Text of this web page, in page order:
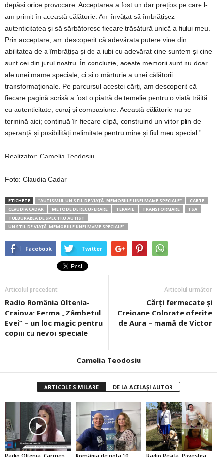
depăși orice provocare. Acceptarea a fost un dar prețios pe care l-
am primit în această călătorie. Am învățat să îmbrățișez
autenticitatea și să sărbătoresc fiecare trăsătură unică a fiului meu.
Prin acceptare, am descoperit că adevărata putere vine din
abilitatea de a îmbrățișa și de a iubi cu adevărat cine suntem și cine
sunt cei din jurul nostru. În concluzie, aceste memorii sunt nu doar
ale unei mame speciale, ci și o mărturie a unei călătorii
transformaționale. Pe parcursul acestei cărți, am descoperit că
fiecare pagină scrisă a fost o piatră de temelie pentru o viață trăită
cu autenticitate, curaj și compasiune. Această călătorie nu se
termină aici; continuă în fiecare clipă, construind un viitor plin de
speranță și posibilități nelimitate pentru mine și fiul meu special.”
Realizator: Camelia Teodosiu
Foto: Claudia Cadar
ETICHETE "AUTISMUL UN STIL DE VIAȚĂ. MEMORIILE UNEI MAME SPECIALE"
CARTE
CLAUDIA CADAR
METODE DE RECUPERARE TERAPIE TRANSFORMARE
TSA
TULBURAREA DE SPECTRU AUTIST
UN STIL DE VIAȚĂ. MEMORIILE UNEI MAME SPECIALE"
Facebook Twitter
Articolul precedent
Radio România Oltenia-
Craiova: Ferma „Zâmbetul
Evei” – un loc magic pentru
copiii cu nevoi speciale
Articolul următor
Cărți fermecate și
Creioane Colorate oferite
de Aura – mamă de Victor
Camelia Teodosiu
ARTICOLE SIMILARE DE LA ACELAȘI AUTOR
Radio Oltenia: Carmen
România de nota 10:
Radio Reșița: Povestea